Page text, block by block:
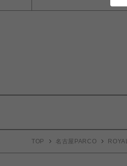
TOP 名古屋PARCO